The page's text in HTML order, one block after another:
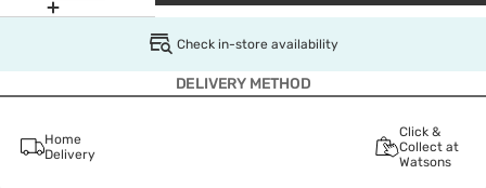
Check in-store availability
DELIVERY METHOD
Home
Delivery
Click &
Collect at
Watsons